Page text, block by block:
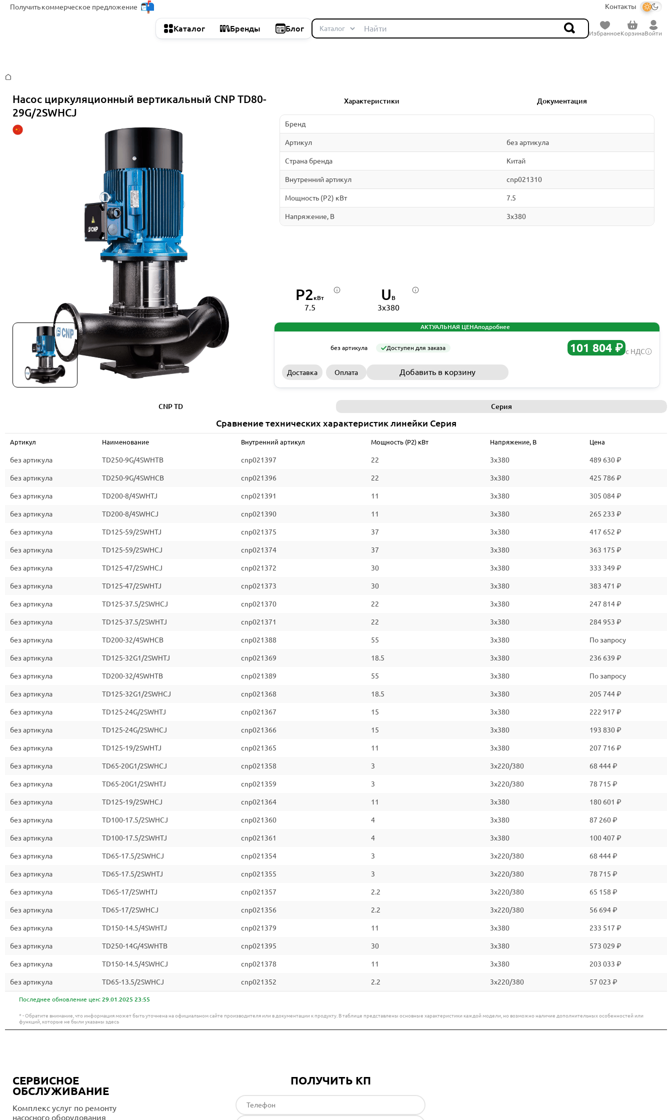
Получитькоммерческое предложение Контакты
Каталог Бренды Блог
ИзбранноеКорзинаВойти
Насос циркуляционный вертикальный CNP TD80-
29G/2SWHCJ
Характеристики Документация
Бренд
Артикул без артикула
Страна бренда Китай
Внутренний артикул cnp021310
Мощность (P2) кВт 7.5
Напряжение, В 3x380
P2кВт
7.5
U В
3x380
АКТУАЛЬНАЯ ЦЕНАподробнее
без артикула Доступен для заказа 101 804 ₽ с НДС
Доставка Оплата Добавить в корзину
CNP TD Серия
Сравнение технических характеристик линейки Серия
Артикул Наименование Внутренний артикул Мощность (P2) кВт Напряжение, В Цена
без артикула TD250-9G/4SWHTB cnp021397 22 3x380 489 630 ₽
без артикула TD250-9G/4SWHCB cnp021396 22 3x380 425 786 ₽
без артикула TD200-8/4SWHTJ cnp021391 11 3x380 305 084 ₽
без артикула TD200-8/4SWHCJ cnp021390 11 3x380 265 233 ₽
без артикула TD125-59/2SWHTJ cnp021375 37 3x380 417 652 ₽
без артикула TD125-59/2SWHCJ cnp021374 37 3x380 363 175 ₽
без артикула TD125-47/2SWHCJ cnp021372 30 3x380 333 349 ₽
без артикула TD125-47/2SWHTJ cnp021373 30 3x380 383 471 ₽
без артикула TD125-37.5/2SWHCJ cnp021370 22 3x380 247 814 ₽
без артикула TD125-37.5/2SWHTJ cnp021371 22 3x380 284 953 ₽
без артикула TD200-32/4SWHCB cnp021388 55 3x380 По запросу
без артикула TD125-32G1/2SWHTJ cnp021369 18.5 3x380 236 639 ₽
без артикула TD200-32/4SWHTB cnp021389 55 3x380 По запросу
без артикула TD125-32G1/2SWHCJ cnp021368 18.5 3x380 205 744 ₽
без артикула TD125-24G/2SWHTJ cnp021367 15 3x380 222 917 ₽
без артикула TD125-24G/2SWHCJ cnp021366 15 3x380 193 830 ₽
без артикула TD125-19/2SWHTJ cnp021365 11 3x380 207 716 ₽
без артикула TD65-20G1/2SWHCJ cnp021358 3 3x220/380 68 444 ₽
без артикула TD65-20G1/2SWHTJ cnp021359 3 3x220/380 78 715 ₽
без артикула TD125-19/2SWHCJ cnp021364 11 3x380 180 601 ₽
без артикула TD100-17.5/2SWHCJ cnp021360 4 3x380 87 260 ₽
без артикула TD100-17.5/2SWHTJ cnp021361 4 3x380 100 407 ₽
без артикула TD65-17.5/2SWHCJ cnp021354 3 3x220/380 68 444 ₽
без артикула TD65-17.5/2SWHTJ cnp021355 3 3x220/380 78 715 ₽
без артикула TD65-17/2SWHTJ cnp021357 2.2 3x220/380 65 158 ₽
без артикула TD65-17/2SWHCJ cnp021356 2.2 3x220/380 56 694 ₽
без артикула TD150-14.5/4SWHTJ cnp021379 11 3x380 233 517 ₽
без артикула TD250-14G/4SWHTB cnp021395 30 3x380 573 029 ₽
без артикула TD150-14.5/4SWHCJ cnp021378 11 3x380 203 033 ₽
без артикула TD65-13.5/2SWHCJ cnp021352 2.2 3x220/380 57 023 ₽
Последнее обновление цен: 29.01.2025 23:55
* - Обратите внимание, что информация может быть уточнена на официальном сайте производителя или в документации к продукту. В таблице представлены основные характеристики каждой модели, но возможно наличие дополнительных особенностей или
функций, которые не были указаны здесь
СЕРВИСНОЕ
ОБСЛУЖИВАНИЕ
Комплекс услуг по ремонту
насосного оборудования
ПОЛУЧИТЬ КП